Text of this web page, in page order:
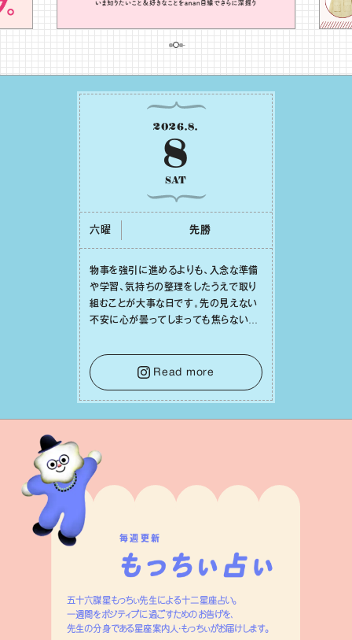
2026.8.
8
SAT
六曜 先勝
物事を強引に進めるよりも、⼊念な準備
や学習、気持ちの整理をしたうえで取り
組むことが⼤事な⽇です。先の⾒えない
不安に⼼が曇ってしまっても焦らない
⾝や疲れていそうな⼈をいたわることに
時間を使いましょう。ここでしっかりとエ
ネルギーを蓄え、困難を乗り越える⼒に
変えましょう。
Read more
毎週更新
五十六謀星もっちぃ先生による十二星座占い。
一週間をポジティブに過ごすためのお告げを、
先生の分身である星座案内人・もっちぃがお届けします。